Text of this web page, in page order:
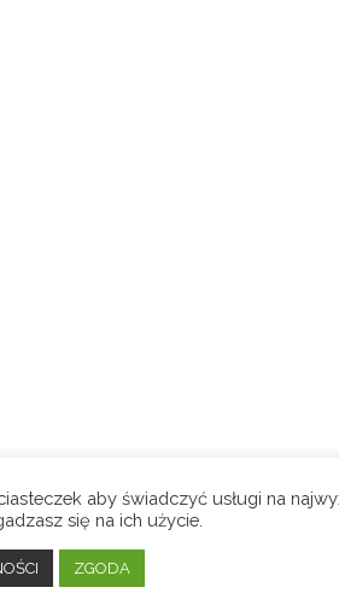
aby świadczyć usługi na
się na ich użycie.
ZGODA